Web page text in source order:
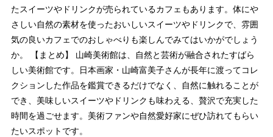
たスイーツやドリンクが売られているカフェもあります。体にや
さしい自然の素材を使ったおいしいスイーツやドリンクで、雰囲
気の良いカフェでのおしゃべりも楽しんでみてはいかがでしょう
か。 【まとめ】 山崎美術館は、自然と芸術が融合されたすばら
しい美術館です。日本画家・山崎富美子さんが長年に渡ってコレ
クションした作品を鑑賞できるだけでなく、自然に触れることが
でき、美味しいスイーツやドリンクも味わえる、贅沢で充実した
時間を過ごせます。美術ファンや自然愛好家にぜひ訪れてもらい
たいスポットです。